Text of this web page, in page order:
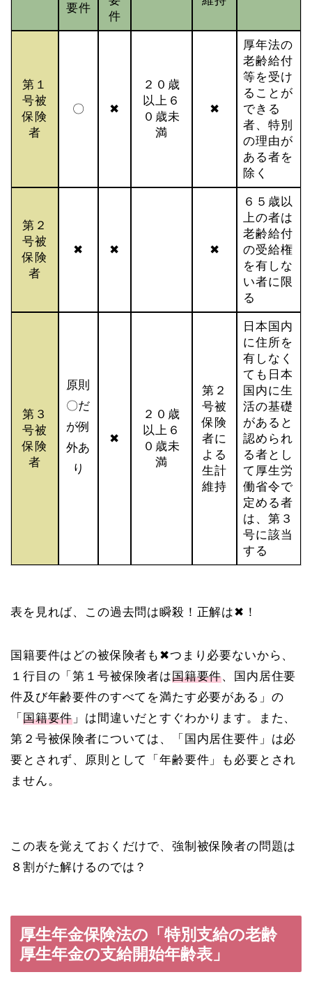
要件
件
第１
号被
保険
者
〇 ✖
２０歳
以上６
０歳未
満
✖
厚年法の
老齢給付
等を受け
ることが
できる
者、特別
の理由が
ある者を
除く
第２
号被
保険
者
✖ ✖ ✖
６５歳以
上の者は
老齢給付
の受給権
を有しな
い者に限
る
第３
号被
保険
者
原則
〇だ
が例
外あ
り
✖
２０歳
以上６
０歳未
満
第２
号被
保険
者に
よる
生計
維持
日本国内
に住所を
有しなく
ても日本
国内に生
活の基礎
があると
認められ
る者とし
て厚生労
働省令で
定める者
は、第３
号に該当
する
表を見れば、この過去問は瞬殺！正解は✖！
国籍要件はどの被保険者も✖つまり必要ないから、
１行目の「第１号被保険者は国籍要件、国内居住要
件及び年齢要件のすべてを満たす必要がある」の
「 国籍要件 」は間違いだとすぐわかります。また、
第２号被保険者については、「国内居住要件」は必
要とされず、原則として「年齢要件」も必要とされ
ません。
この表を覚えておくだけで、強制被保険者の問題は
８割がた解けるのでは？
厚生年金保険法の「特別支給の老齢
厚生年金の支給開始年齢表」